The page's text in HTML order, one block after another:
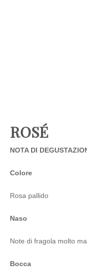
ROSÉ
NOTA DI
Colore
Rosa pallido
Naso
Note di fragola molto
Bocca